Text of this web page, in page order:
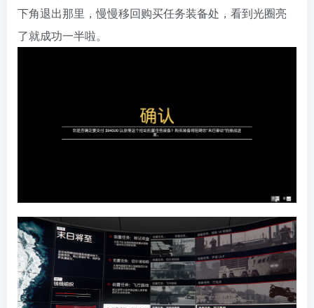
下角退出那里，慢慢移回购买任务装备处，看到光圈亮
了就成功一半啦。